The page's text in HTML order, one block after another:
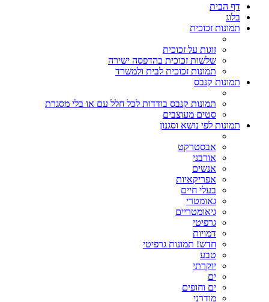
דף הבית
בלוג
תמונות זכוכית
זוגות על זכוכית
שלשות זכוכית בהדפסה ישירה
תמונות זכוכית לבית ולמשרד
תמונות קנבס
תמונות קנבס בודדות לכל חלל עם או בלי מסגרת
סטים מעוצבים
תמונות לפי נושא וסגנון
אבסטרקט
אורבני
אנשים
אפריקאיות
בעלי חיים
גאומטרי
גיאומטריים
גרפיטי
דמויות
חדש! תמונות גרפיטי
טבע
יוקרתי
ים
ים וחופים
מודרני